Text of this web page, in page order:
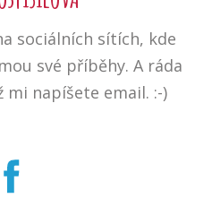
sociálních sítích, kde
své příběhy. A ráda
mi napíšete email. :-)